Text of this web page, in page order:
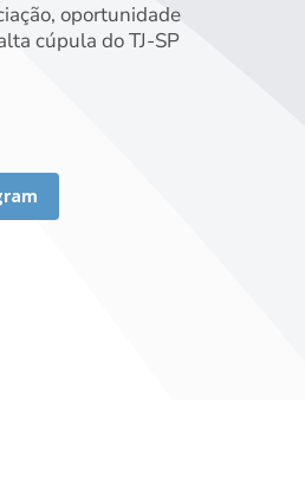
oportunidade
cúpula do TJ-SP